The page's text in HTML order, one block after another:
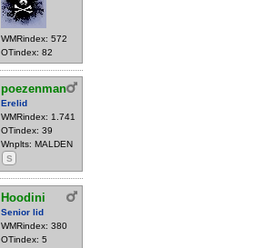
WMRindex: 572
OTindex: 82
poezenman
Erelid
WMRindex: 1.741
OTindex: 39
Wnplts: MALDEN
S
Hoodini
Senior lid
WMRindex: 380
OTindex: 5